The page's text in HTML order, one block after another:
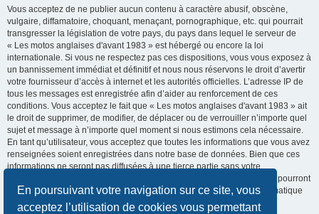
En poursuivant votre navigation sur ce site, vous
acceptez l’utilisation de cookies vous permettant
Vous acceptez de ne publier aucun contenu à caractère abusif, obscène,
vulgaire, diffamatoire, choquant, menaçant, pornographique, etc. qui pourrait
transgresser la législation de votre pays, du pays dans lequel le serveur de
« Les motos anglaises d'avant 1983 » est hébergé ou encore la loi
internationale. Si vous ne respectez pas ces dispositions, vous vous exposez à
un bannissement immédiat et définitif et nous nous réservons le droit d’avertir
votre fournisseur d’accès à internet et les autorités officielles. L’adresse IP de
tous les messages est enregistrée afin d’aider au renforcement de ces
conditions. Vous acceptez le fait que « Les motos anglaises d'avant 1983 » ait
le droit de supprimer, de modifier, de déplacer ou de verrouiller n’importe quel
sujet et message à n’importe quel moment si nous estimons cela nécessaire.
En tant qu’utilisateur, vous acceptez que toutes les informations que vous avez
renseignées soient enregistrées dans notre base de données. Bien que ces
informations ne seront pas diffusées à une tierce partie sans votre
consentement, ni « Les motos anglaises d'avant 1983 », ni phpBB, ne pourront
être tenus comme responsables en cas de tentative de piratage informatique
visant à compromettre vos données.